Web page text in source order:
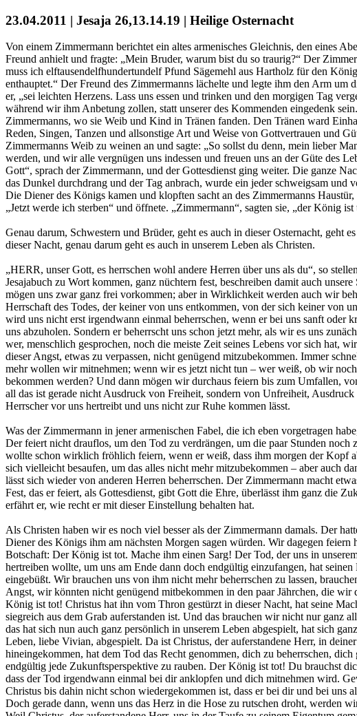
23.04.2011 | Jesaja 26,13.14.19 | Heilige Osternacht
Von einem Zimmermann berichtet ein altes armenisches Gleichnis, den eines
Freund anhielt und fragte: „Mein Bruder, warum bist du so traurig?“ Der
muss ich elftausendelfhundertundelf Pfund Sägemehl aus Hartholz für den
enthauptet.“ Der Freund des Zimmermanns lächelte und legte ihm den Arm um
er, „sei leichten Herzens. Lass uns essen und trinken und den morgigen Tag
während wir ihm Anbetung zollen, statt unserer des Kommenden eingedenk
Zimmermanns, wo sie Weib und Kind in Tränen fanden. Den Tränen ward
Reden, Singen, Tanzen und allsonstige Art und Weise von Gottvertrauen und
Zimmermanns Weib zu weinen an und sagte: „So sollst du denn, mein lieber
werden, und wir alle vergnügen uns indessen und freuen uns an der Güte des
Gott“, sprach der Zimmermann, und der Gottesdienst ging weiter. Die ganze
das Dunkel durchdrang und der Tag anbrach, wurde ein jeder schweigsam und
Die Diener des Königs kamen und klopften sacht an des Zimmermanns
„Jetzt werde ich sterben“ und öffnete. „Zimmermann“, sagten sie, „der König
Genau darum, Schwestern und Brüder, geht es auch in dieser Osternacht, geht
dieser Nacht, genau darum geht es auch in unserem Leben als Christen.
„HERR, unser Gott, es herrschen wohl andere Herren über uns als du“, so
Jesajabuch zu Wort kommen, ganz nüchtern fest, beschreiben damit auch
mögen uns zwar ganz frei vorkommen; aber in Wirklichkeit werden auch wir
Herrschaft des Todes, der keiner von uns entkommen, von der sich keiner von
wird uns nicht erst irgendwann einmal beherrschen, wenn er bei uns sanft oder
uns abzuholen. Sondern er beherrscht uns schon jetzt mehr, als wir es uns
wer, menschlich gesprochen, noch die meiste Zeit seines Lebens vor sich hat,
dieser Angst, etwas zu verpassen, nicht genügend mitzubekommen. Immer
mehr wollen wir mitnehmen; wenn wir es jetzt nicht tun – wer weiß, ob wir
bekommen werden? Und dann mögen wir durchaus feiern bis zum Umfallen,
all das ist gerade nicht Ausdruck von Freiheit, sondern von Unfreiheit, Ausdruck
Herrscher vor uns hertreibt und uns nicht zur Ruhe kommen lässt.
Was der Zimmermann in jener armenischen Fabel, die ich eben vorgetragen
Der feiert nicht drauflos, um den Tod zu verdrängen, um die paar Stunden noch
wollte schon wirklich fröhlich feiern, wenn er weiß, dass ihm morgen der Kopf
sich vielleicht besaufen, um das alles nicht mehr mitzubekommen – aber auch
lässt sich wieder von anderen Herren beherrschen. Der Zimmermann macht
Fest, das er feiert, als Gottesdienst, gibt Gott die Ehre, überlässt ihm ganz die
erfährt er, wie recht er mit dieser Einstellung behalten hat.
Als Christen haben wir es noch viel besser als der Zimmermann damals. Der
Diener des Königs ihm am nächsten Morgen sagen würden. Wir dagegen feiern
Botschaft: Der König ist tot. Mache ihm einen Sarg! Der Tod, der uns in
hertreiben wollte, um uns am Ende dann doch endgültig einzufangen, hat seinen
eingebüßt. Wir brauchen uns von ihm nicht mehr beherrschen zu lassen,
Angst, wir könnten nicht genügend mitbekommen in den paar Jährchen, die wir
König ist tot! Christus hat ihn vom Thron gestürzt in dieser Nacht, hat seine
siegreich aus dem Grab auferstanden ist. Und das brauchen wir nicht nur ganz
das hat sich nun auch ganz persönlich in unserem Leben abgespielt, hat sich
Leben, liebe Vivian, abgespielt. Da ist Christus, der auferstandene Herr, in
hineingekommen, hat dem Tod das Recht genommen, dich zu beherrschen,
endgültig jede Zukunftsperspektive zu rauben. Der König ist tot! Du brauchst
dass der Tod irgendwann einmal bei dir anklopfen und dich mitnehmen wird.
Christus bis dahin nicht schon wiedergekommen ist, dass er bei dir und bei uns
Doch gerade dann, wenn uns das Herz in die Hose zu rutschen droht, werden